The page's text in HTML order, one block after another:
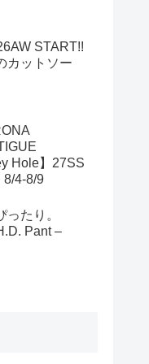
START!!
カットソー
Hole】27SS
8/4-8/9
たり。
Pant –